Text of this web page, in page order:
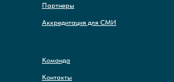
Партнеры
Аккредитация для СМИ
Команда
Контакты